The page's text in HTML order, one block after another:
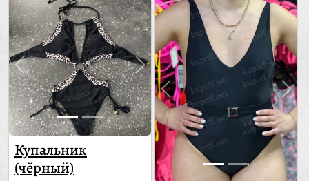
Купальник
(чёрный)